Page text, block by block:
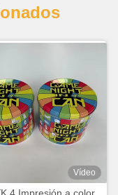
Vídeo